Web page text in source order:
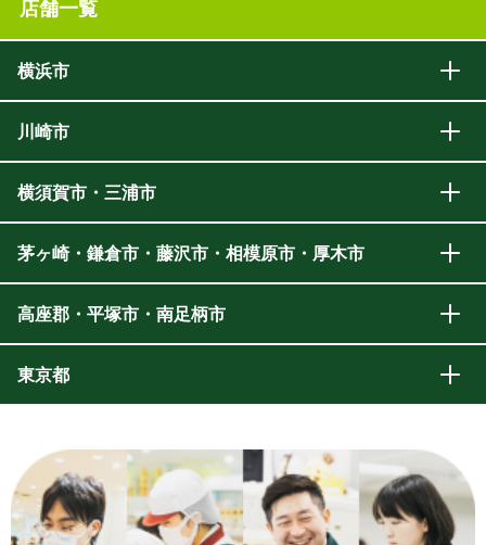
店舗一覧
横浜市
川崎市
横須賀市・三浦市
茅ヶ崎・鎌倉市・藤沢市・相模原市・厚木市
高座郡・平塚市・南足柄市
東京都